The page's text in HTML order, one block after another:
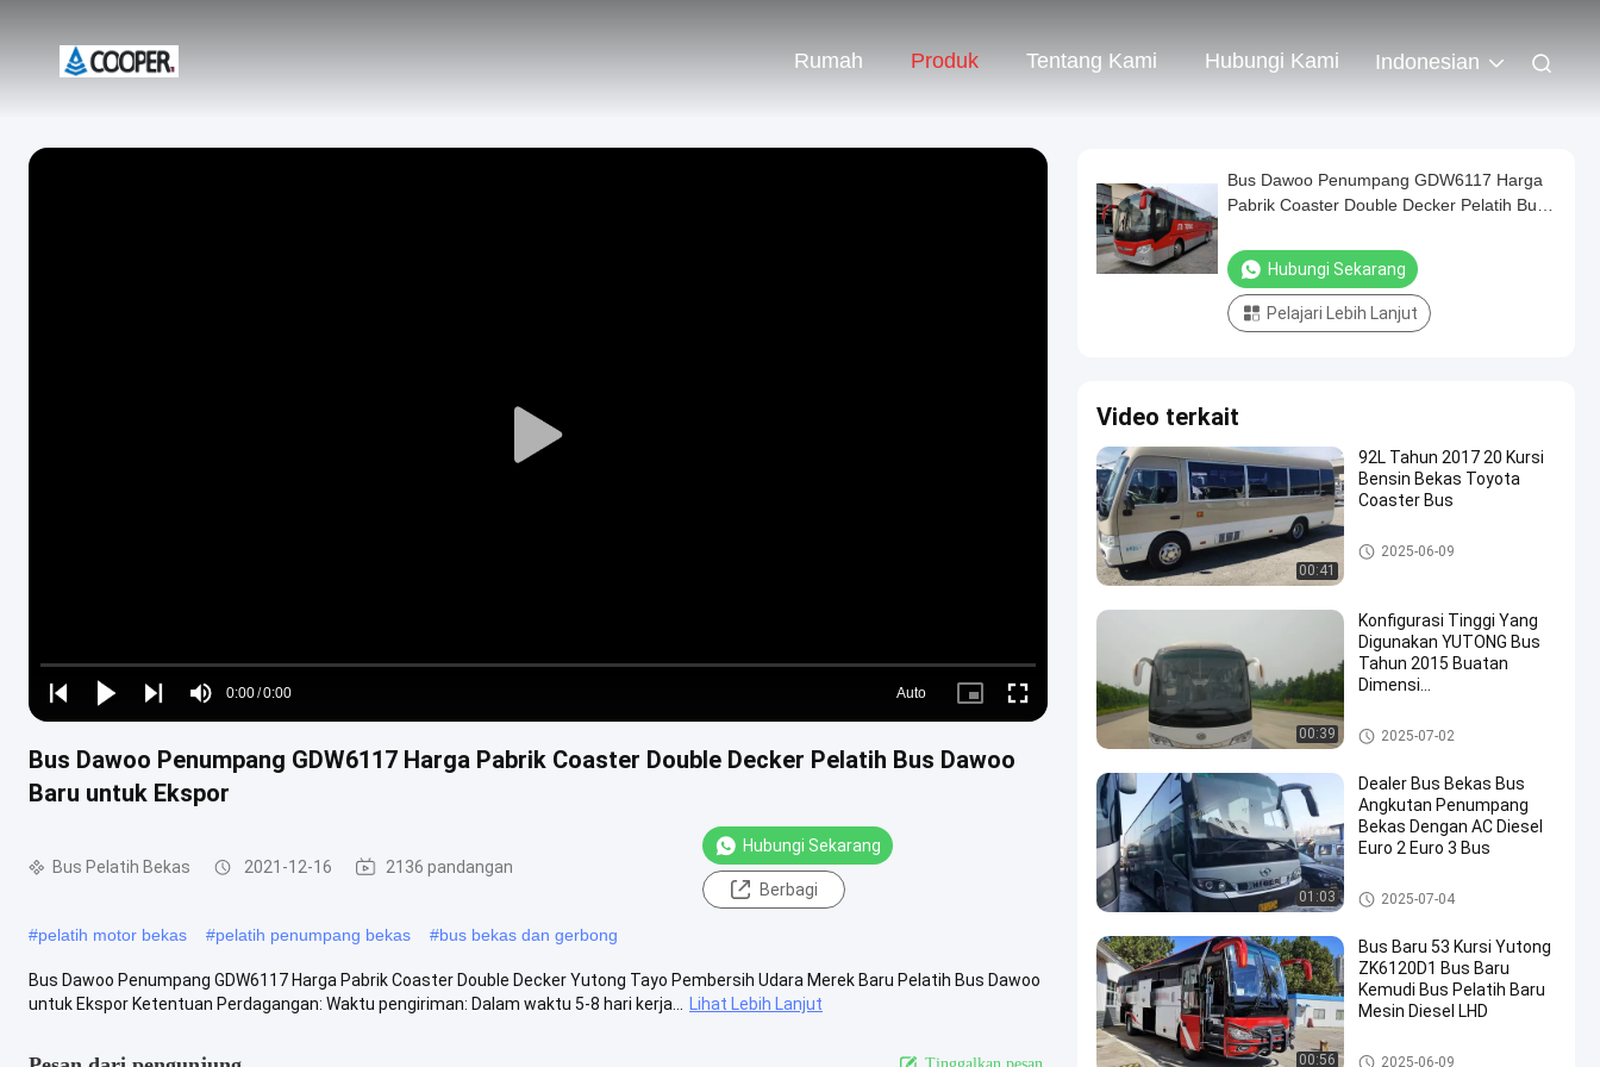
Rumah Produk Tentang Kami Hubungi Kami Indonesian
Play
Play
Play
Play
Mute
Time
0:00/0:00
Loaded:
0%
Auto
Picture- Fullscreen
Bus Dawoo Penumpang GDW6117 Harga Pabrik Coaster Double Decker Pelatih Bus Dawoo
Baru untuk Ekspor
Bus Pelatih Bekas 2021-12-16 2136 pandangan
Hubungi Sekarang
Berbagi
#pelatih motor bekas #pelatih penumpang bekas #bus bekas dan gerbong
Bus Dawoo Penumpang GDW6117 Harga Pabrik Coaster Double Decker Yutong Tayo Pembersih Udara Merek Baru Pelatih Bus Dawoo
untuk Ekspor Ketentuan Perdagangan: Waktu pengiriman: Dalam waktu 5-8 hari kerja...
Lihat Lebih Lanjut
Tinggalkan pesan.
Bus Dawoo Penumpang GDW6117 Harga
Pabrik Coaster Double Decker Pelatih Bus
Hubungi Sekarang
Pelajari Lebih Lanjut
Video terkait
00:41
92L Tahun 2017 20 Kursi
Bensin Bekas Toyota
Coaster Bus
Bus Coaster Bekas
2025-06-09
00:39
Konfigurasi Tinggi Yang
Digunakan YUTONG Bus
Tahun 2015 Buatan
Dimensi
Bus Yutong Bekas
2025-07-02
01:03
Dealer Bus Bekas Bus
Angkutan Penumpang
Bekas Dengan AC Diesel
Euro 2 Euro 3 Bus
Bus Pelatih Bekas
2025-07-04
00:56
Bus Baru 53 Kursi Yutong
ZK6120D1 Bus Baru
Kemudi Bus Pelatih Baru
Mesin Diesel LHD
Bus Pelatih Bekas
2025-06-09